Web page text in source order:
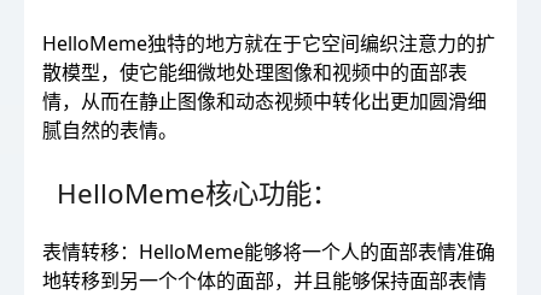
HelloMeme独特的地方就在于它空间编织注意力的扩
散模型，使它能细微地处理图像和视频中的面部表
情，从而在静止图像和动态视频中转化出更加圆滑细
腻自然的表情。
HelloMeme核心功能：
表情转移：HelloMeme能够将一个人的面部表情准确
地转移到另一个个体的面部，并且能够保持面部表情